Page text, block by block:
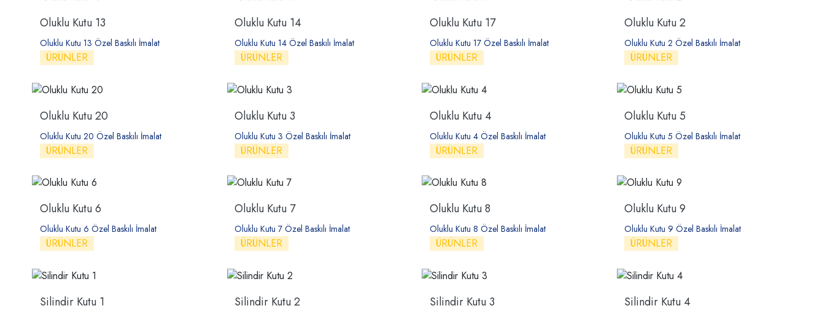
Oluklu Kutu 13
Oluklu Kutu 13 Özel Baskılı İmalat
ÜRÜNLER
Oluklu Kutu 14
Oluklu Kutu 14 Özel Baskılı İmalat
ÜRÜNLER
Oluklu Kutu 17
Oluklu Kutu 17 Özel Baskılı İmalat
ÜRÜNLER
Oluklu Kutu 2
Oluklu Kutu 2 Özel Baskılı İmalat
ÜRÜNLER
Oluklu Kutu 20
Oluklu Kutu 20 Özel Baskılı İmalat
ÜRÜNLER
Oluklu Kutu 3
Oluklu Kutu 3 Özel Baskılı İmalat
ÜRÜNLER
Oluklu Kutu 4
Oluklu Kutu 4 Özel Baskılı İmalat
ÜRÜNLER
Oluklu Kutu 5
Oluklu Kutu 5 Özel Baskılı İmalat
ÜRÜNLER
Oluklu Kutu 6
Oluklu Kutu 6 Özel Baskılı İmalat
ÜRÜNLER
Oluklu Kutu 7
Oluklu Kutu 7 Özel Baskılı İmalat
ÜRÜNLER
Oluklu Kutu 8
Oluklu Kutu 8 Özel Baskılı İmalat
ÜRÜNLER
Oluklu Kutu 9
Oluklu Kutu 9 Özel Baskılı İmalat
ÜRÜNLER
Silindir Kutu 1 Silindir Kutu 2 Silindir Kutu 3 Silindir Kutu 4